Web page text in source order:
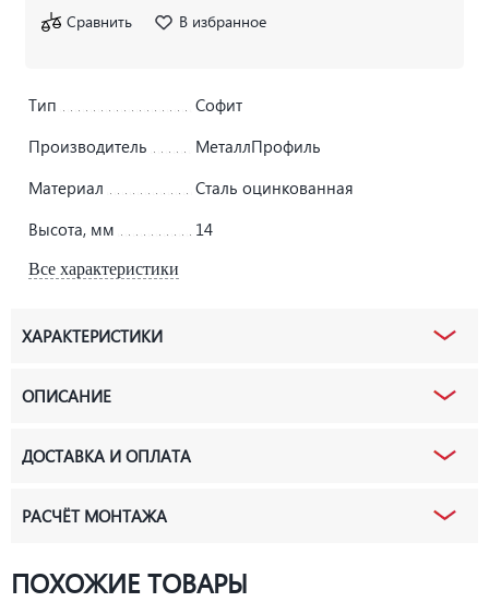
Сравнить В избранное
Тип
Софит
Производитель
МеталлПрофиль
Материал
Сталь оцинкованная
Высота, мм
14
Все характеристики
ХАРАКТЕРИСТИКИ
ОПИСАНИЕ
ДОСТАВКА И ОПЛАТА
РАСЧЁТ МОНТАЖА
ПОХОЖИЕ ТОВАРЫ